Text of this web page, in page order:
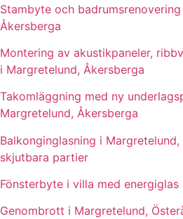
Stambyte och
Åkersberga
Montering av akustikpaneler,
i Margretelund, Åkersberga
Takomläggning med ny
Margretelund, Åkersberga
Balkonginglasning i
skjutbara partier
Fönsterbyte i villa med energiglas
Genombrott i Margretelund,